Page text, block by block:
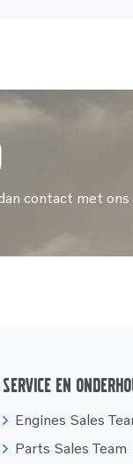
contact met ons
Service en
Engines Sales
Parts Sales Team